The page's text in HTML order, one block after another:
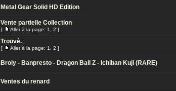
Metal Gear Solid HD Edition
Vente partielle Collection
[ Aller à la page: 1 2 ]
Trouvé.
[ Aller à la page: 1 2 ]
Broly - Banpresto - Dragon Ball Z - Ichiban Kuji (RARE)
Ventes du renard